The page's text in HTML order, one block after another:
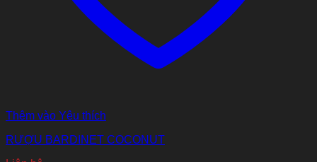
Thêm vào Yêu thích
RƯỢU BARDINET COCONUT